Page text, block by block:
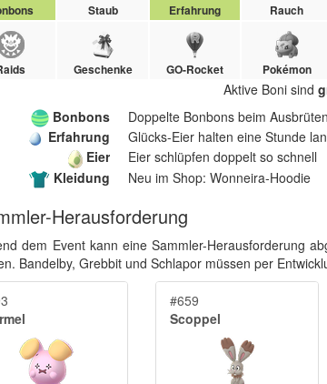
Staub Erfahrung Rauch
Geschenke GO-Rocket Pokémon
Aktive Boni sind
Bonbons
Doppelte Bonbons beim Ausbrüten
Erfahrung
Glücks-Eier halten eine Stunde
Eier
Eier schlüpfen doppelt so schnell
Kleidung
Neu im Shop: Wonneira-Hoodie
Herausforderung
dem Event kann eine Sammler-Herausforderung
Bandelby, Grebbit und Schlapor müssen per
#659
Scoppel